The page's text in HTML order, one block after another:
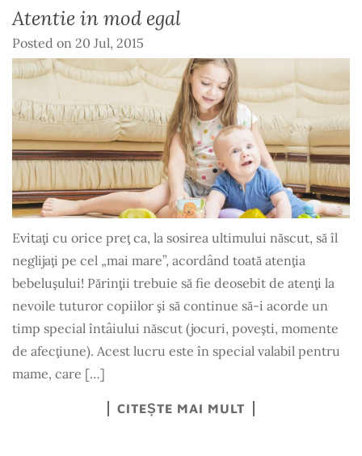
Atentie in mod egal
Posted on 20 Jul, 2015
Evitaţi cu orice preţ ca, la sosirea ultimului născut, să îl
neglijaţi pe cel „mai mare”, acordând toată atenţia
bebeluşului! Părinţii trebuie să fie deosebit de atenţi la
nevoile tuturor copiilor şi să continue să-i acorde un
timp special întâiului născut (jocuri, poveşti, momente
de afecţiune). Acest lucru este în special valabil pentru
mame, care […]
CITEȘTE MAI MULT